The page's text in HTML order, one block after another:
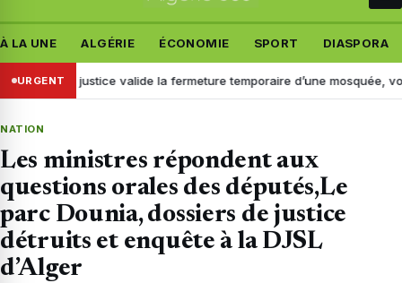
À LA UNE ALGÉRIE ÉCONOMIE SPORT DIASPORA
URGENT
: la justice valide la fermeture temporaire d’une mosquée, voici
NATION
Les ministres répondent aux
questions orales des députés,Le
parc Dounia, dossiers de justice
détruits et enquête à la DJSL
d’Alger